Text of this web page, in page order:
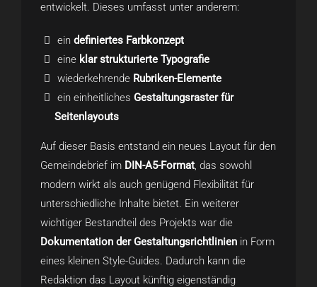
entwickelt. Dieses umfasst unter anderem:
ein definiertes Farbkonzept
eine klar strukturierte Typografie
wiederkehrende Rubriken-Elemente
ein einheitliches Gestaltungsraster für
Seitenlayouts
Auf dieser Basis entstand ein neues Layout für den
Gemeindebrief im DIN-A5-Format, das sowohl
modern wirkt als auch genügend Flexibilität für
unterschiedliche Inhalte bietet. Ein weiterer
wichtiger Bestandteil des Projekts war die
Dokumentation der Gestaltungsrichtlinien in Form
eines kleinen Style-Guides. Dadurch kann die
Redaktion das Layout künftig eigenständig